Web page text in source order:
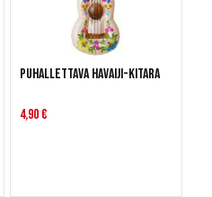
Puhallettava Havaiji-kitara
4,90 €